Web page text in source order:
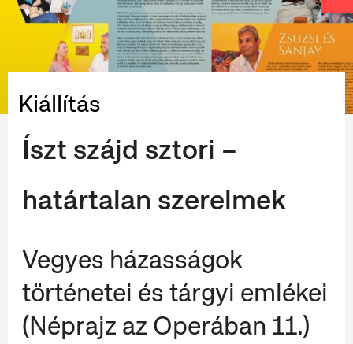
Kiállítás
Íszt szájd sztori –
határtalan szerelmek
Vegyes házasságok
történetei és tárgyi emlékei
(Néprajz az Operában 11.)